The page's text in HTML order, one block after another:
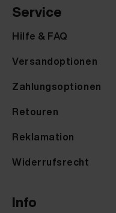
Service
Hilfe & FAQ
Versandoptionen
Zahlungsoptionen
Retouren
Reklamation
Widerrufsrecht
Info